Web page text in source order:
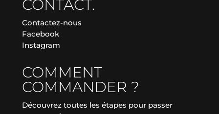
CONTACT.
Contactez-nous
Facebook
Instagram
COMMENT
COMMANDER ?
Découvrez toutes les étapes pour passer